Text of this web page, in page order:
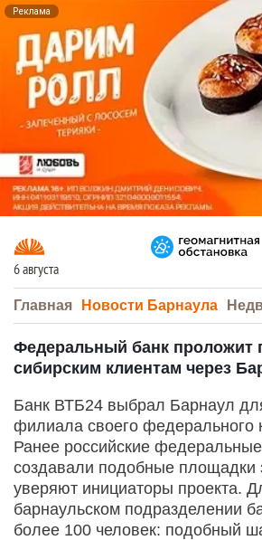
Реклама
6 августа
Главная Новости Барнаула
Федеральный банк проложит
сибирским клиентам через
Банк ВТБ24 выбрал Барнаул
филиала своего федерального
Ранее российские
создавали подобные площадки
уверяют инициаторы проекта.
барнаульском подразделении
более 100 человек: подобный